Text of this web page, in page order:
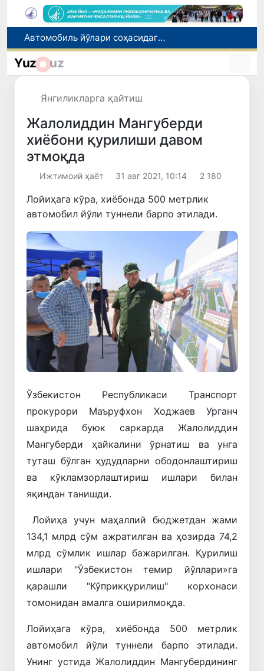
Автомобиль йўлари соҳасидаги муносабатлар тартибга солинди
Рақобат қўмитаси аралашуви билан тадбиркордан газ учун асоссиз ундирилган тўлов қайтарилиши таъминланди
Нурли, шукуҳли, шарафли
Yuz uz
Янгиликларга қайтиш
Жалолиддин Мангуберди
хиёбони қурилиши давом
этмоқда
Ижтимоий ҳаёт 31 авг 2021, 10:14 2 180
Лойиҳага кўра, хиёбонда 500 метрлик
автомобил йўли туннели барпо этилади.
Ўзбекистон Республикаси Транспорт
прокурори Маъруфхон Ходжаев Урганч
шаҳрида буюк саркарда Жалолиддин
Мангуберди ҳайкалини ўрнатиш ва унга
туташ бўлган ҳудудларни ободонлаштириш
ва кўкламзорлаштириш ишлари билан
яқиндан танишди.
Лойиҳа учун маҳаллий бюджетдан жами
134,1 млрд сўм ажратилган ва ҳозирда 74,2
млрд сўмлик ишлар бажарилган. Қурилиш
ишлари "Ўзбекистон темир йўллари»га
қарашли "Кўприкқурилиш" корхонаси
томонидан амалга оширилмоқда.
Лойиҳага кўра, хиёбонда 500 метрлик
автомобил йўли туннели барпо этилади.
Унинг устида Жалолиддин Мангубердининг